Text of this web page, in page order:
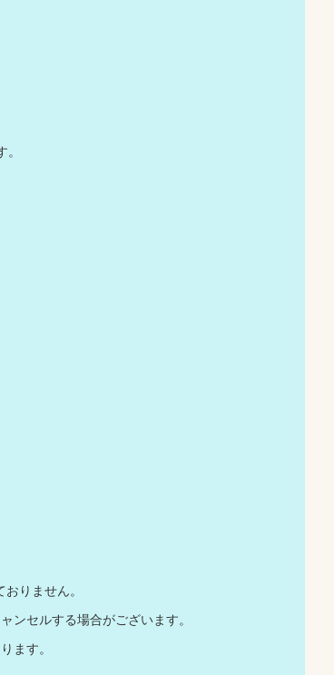
りません。
ンセルする場合がございます。
ます。